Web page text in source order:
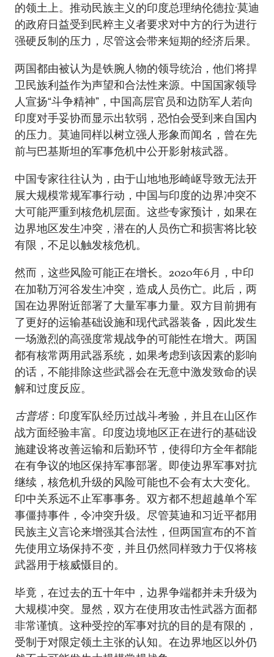
的领土上。推动民族主义的印度总理纳伦德拉·莫迪
的政府日益受到民粹主义者要求对中方的行为进行
强硬反制的压力，尽管这会带来短期的经济后果。
两国都由被认为是铁腕人物的领导统治，他们将捍
卫民族利益作为声望和合法性来源。中国国家领导
人宣扬“斗争精神”，中国高层官员和边防军人若向
印度对手妥协而显示出软弱，恐怕会受到来自国内
的压力。莫迪同样以树立强人形象而闻名，曾在先
前与巴基斯坦的军事危机中公开影射核武器。
中国专家往往认为，由于山地地形崎岖导致无法开
展大规模常规军事行动，中国与印度的边界冲突不
大可能严重到核危机层面。这些专家预计，如果在
边界地区发生冲突，潜在的人员伤亡和损害将比较
有限，不足以触发核危机。
然而，这些风险可能正在增长。2020年6月，中印
在加勒万河谷发生冲突，造成人员伤亡。此后，两
国在边界附近部署了大量军事力量。双方目前拥有
了更好的运输基础设施和现代武器装备，因此发生
一场激烈的高强度常规战争的可能性在增大。两国
都有核常两用武器系统，如果考虑到该因素的影响
的话，不能排除这些武器会在无意中激发致命的误
解和过度反应。
古普塔：印度军队经历过战斗考验，并且在山区作
战方面经验丰富。印度边境地区正在进行的基础设
施建设将改善运输和后勤环节，使得印方全年都能
在有争议的地区保持军事部署。即使边界军事对抗
继续，核危机升级的风险可能也不会有太大变化。
印中关系远不止军事事务。双方都不想超越单个军
事僵持事件，令冲突升级。尽管莫迪和习近平都用
民族主义言论来增强其合法性，但两国宣布的不首
先使用立场保持不变，并且仍然同样致力于仅将核
武器用于核威慑目的。
毕竟，在过去的五十年中，边界争端都并未升级为
大规模冲突。显然，双方在使用攻击性武器方面都
非常谨慎。这种受控的军事对抗的目的是有限的，
受制于对限定领土主张的认知。在边界地区以外仍